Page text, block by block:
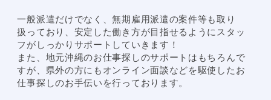
一般派遣だけでなく、無期雇用派遣の案件等も取り
扱っており、安定した働き方が目指せるようにスタッ
フがしっかりサポートしていきます！
また、地元沖縄のお仕事探しのサポートはもちろんで
すが、県外の方にもオンライン面談などを駆使したお
仕事探しのお手伝いを行っております。